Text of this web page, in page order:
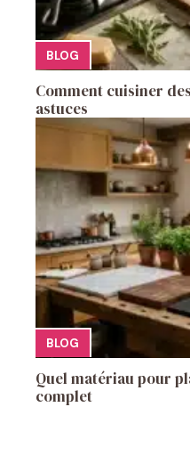
BLOG
Comment cuisiner
astuces
BLOG
Quel matériau pour
complet